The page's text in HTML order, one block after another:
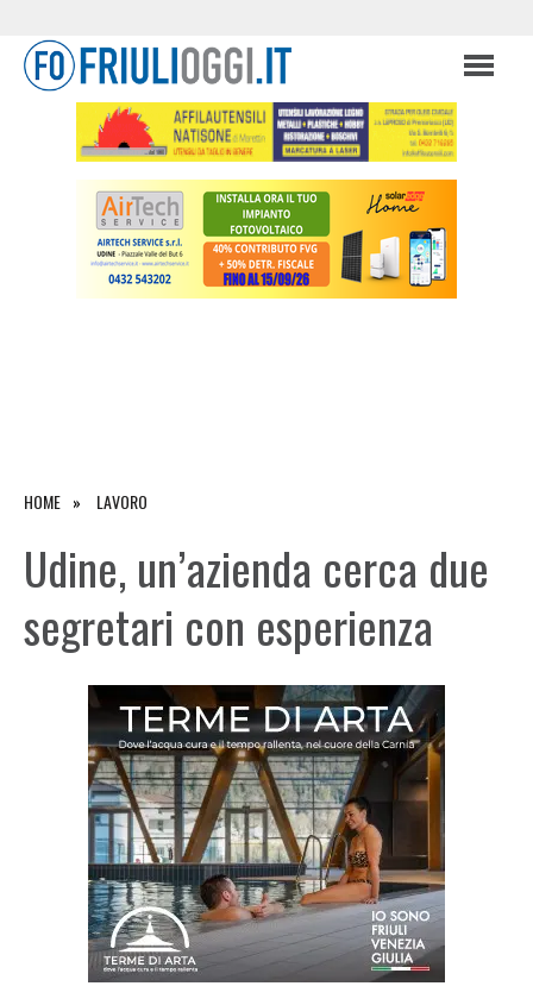
HOME LAVORO
Udine, un’azienda cerca due
segretari con esperienza